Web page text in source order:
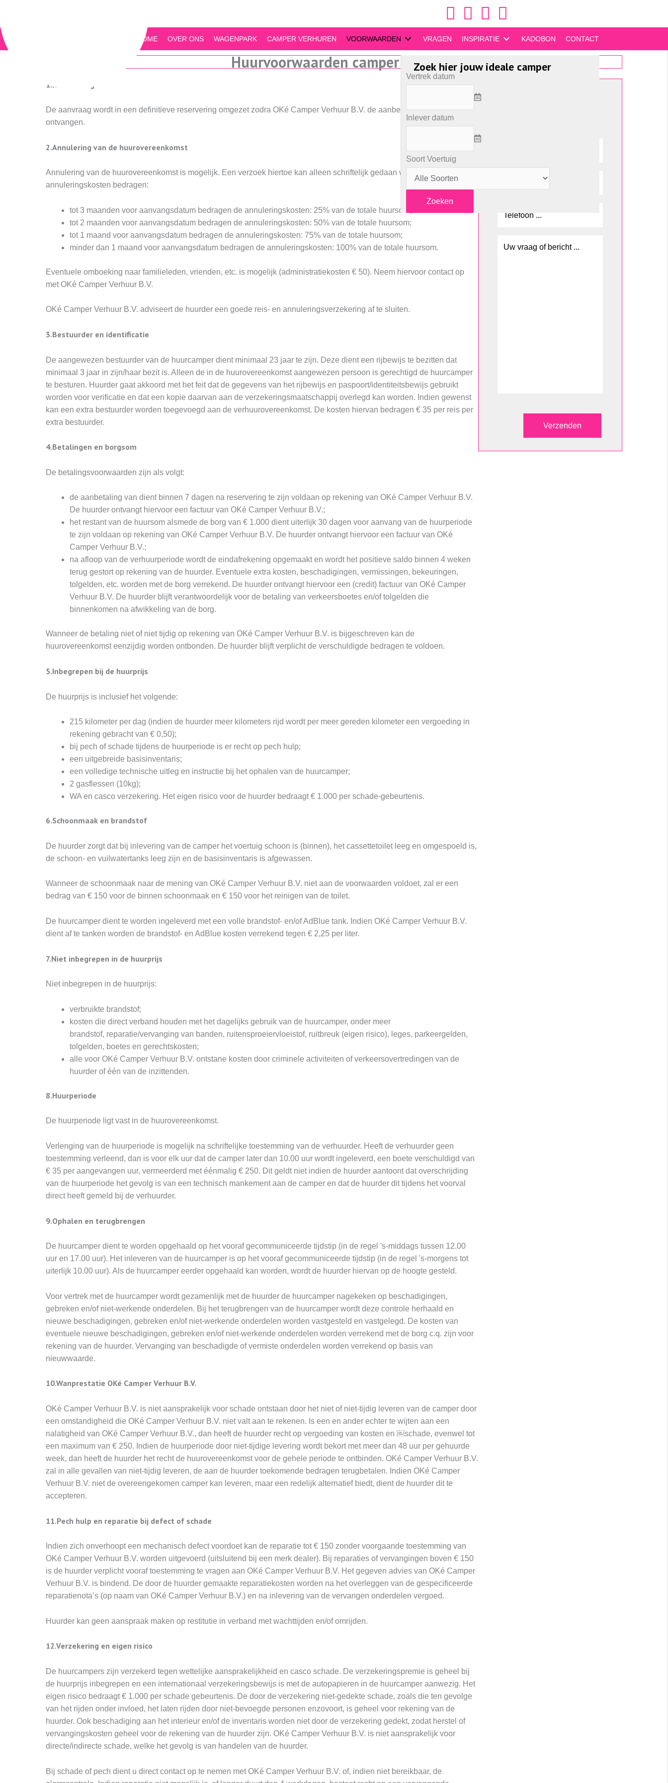
de
inhoud
https://www.facebook.com/okecamperverhuur/
https://www.instagram.com/okecamper/
HOME OVER ONS WAGENPARK CAMPER VERHUREN VOORWAARDEN VRAGEN INSPIRATIE KADOBON CONTACT
Huurvoorwaarden camper (2026)
1.Reservering
De aanvraag wordt in een definitieve reservering omgezet zodra OKé Camper Verhuur B.V. de aanbetaling heeft
ontvangen.
2.Annulering van de huurovereenkomst
Annulering van de huurovereenkomst is mogelijk. Een verzoek hiertoe kan alleen schriftelijk gedaan worden. De
annuleringskosten bedragen:
tot 3 maanden voor aanvangsdatum bedragen de annuleringskosten: 25% van de totale huursom;
tot 2 maanden voor aanvangsdatum bedragen de annuleringskosten: 50% van de totale huursom;
tot 1 maand voor aanvangsdatum bedragen de annuleringskosten: 75% van de totale huursom;
minder dan 1 maand voor aanvangsdatum bedragen de annuleringskosten: 100% van de totale huursom.
Eventuele omboeking naar familieleden, vrienden, etc. is mogelijk (administratiekosten € 50). Neem hiervoor contact op
met OKé Camper Verhuur B.V.
OKé Camper Verhuur B.V. adviseert de huurder een goede reis- en annuleringsverzekering af te sluiten.
3.Bestuurder en identificatie
De aangewezen bestuurder van de huurcamper dient minimaal 23 jaar te zijn. Deze dient een rijbewijs te bezitten dat
minimaal 3 jaar in zijn/haar bezit is. Alleen de in de huurovereenkomst aangewezen persoon is gerechtigd de huurcamper
te besturen. Huurder gaat akkoord met het feit dat de gegevens van het rijbewijs en paspoort/identiteitsbewijs gebruikt
worden voor verificatie en dat een kopie daarvan aan de verzekeringsmaatschappij overlegd kan worden. Indien gewenst
kan een extra bestuurder worden toegevoegd aan de verhuurovereenkomst. De kosten hiervan bedragen € 35 per reis per
extra bestuurder.
4.Betalingen en borgsom
De betalingsvoorwaarden zijn als volgt:
de aanbetaling van dient binnen 7 dagen na reservering te zijn voldaan op rekening van OKé Camper Verhuur B.V.
De huurder ontvangt hiervoor een factuur van OKé Camper Verhuur B.V.;
het restant van de huursom alsmede de borg van € 1.000 dient uiterlijk 30 dagen voor aanvang van de huurperiode
te zijn voldaan op rekening van OKé Camper Verhuur B.V. De huurder ontvangt hiervoor een factuur van OKé
Camper Verhuur B.V.;
na afloop van de verhuurperiode wordt de eindafrekening opgemaakt en wordt het positieve saldo binnen 4 weken
terug gestort op rekening van de huurder. Eventuele extra kosten, beschadigingen, vermissingen, bekeuringen,
tolgelden, etc. worden met de borg verrekend. De huurder ontvangt hiervoor een (credit) factuur van OKé Camper
Verhuur B.V. De huurder blijft verantwoordelijk voor de betaling van verkeersboetes en/of tolgelden die
binnenkomen na afwikkeling van de borg.
Wanneer de betaling niet of niet tijdig op rekening van OKé Camper Verhuur B.V. is bijgeschreven kan de
huurovereenkomst eenzijdig worden ontbonden. De huurder blijft verplicht de verschuldigde bedragen te voldoen.
5.Inbegrepen bij de huurprijs
De huurprijs is inclusief het volgende:
215 kilometer per dag (indien de huurder meer kilometers rijd wordt per meer gereden kilometer een vergoeding in
rekening gebracht van € 0,50);
bij pech of schade tijdens de huurperiode is er recht op pech hulp;
een uitgebreide basisinventaris;
een volledige technische uitleg en instructie bij het ophalen van de huurcamper;
2 gasflessen (10kg);
WA en casco verzekering. Het eigen risico voor de huurder bedraagt € 1.000 per schade-gebeurtenis.
6.Schoonmaak en brandstof
De huurder zorgt dat bij inlevering van de camper het voertuig schoon is (binnen), het cassettetoilet leeg en omgespoeld is,
de schoon- en vuilwatertanks leeg zijn en de basisinventaris is afgewassen.
Wanneer de schoonmaak naar de mening van OKé Camper Verhuur B.V. niet aan de voorwaarden voldoet, zal er een
bedrag van € 150 voor de binnen schoonmaak en € 150 voor het reinigen van de toilet.
De huurcamper dient te worden ingeleverd met een volle brandstof- en/of AdBlue tank. Indien OKé Camper Verhuur B.V.
dient af te tanken worden de brandstof- en AdBlue kosten verrekend tegen € 2,25 per liter.
7.Niet inbegrepen in de huurprijs
Niet inbegrepen in de huurprijs:
verbruikte brandstof;
kosten die direct verband houden met het dagelijks gebruik van de huurcamper, onder meer
brandstof, reparatie/vervanging van banden, ruitensproeiervloeistof, ruitbreuk (eigen risico), leges, parkeergelden,
tolgelden, boetes en gerechtskosten;
alle voor OKé Camper Verhuur B.V. ontstane kosten door criminele activiteiten of verkeersovertredingen van de
huurder of één van de inzittenden.
8.Huurperiode
De huurperiode ligt vast in de huurovereenkomst.
Verlenging van de huurperiode is mogelijk na schriftelijke toestemming van de verhuurder. Heeft de verhuurder geen
toestemming verleend, dan is voor elk uur dat de camper later dan 10.00 uur wordt ingeleverd, een boete verschuldigd van
€ 35 per aangevangen uur, vermeerderd met éénmalig € 250. Dit geldt niet indien de huurder aantoont dat overschrijding
van de huurperiode het gevolg is van een technisch mankement aan de camper en dat de huurder dit tijdens het voorval
direct heeft gemeld bij de verhuurder.
9.Ophalen en terugbrengen
De huurcamper dient te worden opgehaald op het vooraf gecommuniceerde tijdstip (in de regel 's-middags tussen 12.00
uur en 17.00 uur). Het inleveren van de huurcamper is op het vooraf gecommuniceerde tijdstip (in de regel 's-morgens tot
uiterlijk 10.00 uur). Als de huurcamper eerder opgehaald kan worden, wordt de huurder hiervan op de hoogte gesteld.
Voor vertrek met de huurcamper wordt gezamenlijk met de huurder de huurcamper nagekeken op beschadigingen,
gebreken en/of niet-werkende onderdelen. Bij het terugbrengen van de huurcamper wordt deze controle herhaald en
nieuwe beschadigingen, gebreken en/of niet-werkende onderdelen worden vastgesteld en vastgelegd. De kosten van
eventuele nieuwe beschadigingen, gebreken en/of niet-werkende onderdelen worden verrekend met de borg c.q. zijn voor
rekening van de huurder. Vervanging van beschadigde of vermiste onderdelen worden verrekend op basis van
nieuwwaarde.
10.Wanprestatie OKé Camper Verhuur B.V.
OKé Camper Verhuur B.V. is niet aansprakelijk voor schade ontstaan door het niet of niet-tijdig leveren van de camper door
een omstandigheid die OKé Camper Verhuur B.V. niet valt aan te rekenen. Is een en ander echter te wijten aan een
nalatigheid van OKé Camper Verhuur B.V., dan heeft de huurder recht op vergoeding van kosten en ￼schade, evenwel tot
een maximum van € 250. Indien de huurperiode door niet-tijdige levering wordt bekort met meer dan 48 uur per gehuurde
week, dan heeft de huurder het recht de huurovereenkomst voor de gehele periode te ontbinden. OKé Camper Verhuur B.V.
zal in alle gevallen van niet-tijdig leveren, de aan de huurder toekomende bedragen terugbetalen. Indien OKé Camper
Verhuur B.V. niet de overeengekomen camper kan leveren, maar een redelijk alternatief biedt, dient de huurder dit te
accepteren.
11.Pech hulp en reparatie bij defect of schade
Indien zich onverhoopt een mechanisch defect voordoet kan de reparatie tot € 150 zonder voorgaande toestemming van
OKé Camper Verhuur B.V. worden uitgevoerd (uitsluitend bij een merk dealer). Bij reparaties of vervangingen boven € 150
is de huurder verplicht vooraf toestemming te vragen aan OKé Camper Verhuur B.V. Het gegeven advies van OKé Camper
Verhuur B.V. is bindend. De door de huurder gemaakte reparatiekosten worden na het overleggen van de gespecificeerde
reparatienota’s (op naam van OKé Camper Verhuur B.V.) en na inlevering van de vervangen onderdelen vergoed.
Huurder kan geen aanspraak maken op restitutie in verband met wachttijden en/of omrijden.
12.Verzekering en eigen risico
De huurcampers zijn verzekerd tegen wettelijke aansprakelijkheid en casco schade. De verzekeringspremie is geheel bij
de huurprijs inbegrepen en een internationaal verzekeringsbewijs is met de autopapieren in de huurcamper aanwezig. Het
eigen risico bedraagt € 1.000 per schade gebeurtenis. De door de verzekering niet-gedekte schade, zoals die ten gevolge
van het rijden onder invloed, het laten rijden door niet-bevoegde personen enzovoort, is geheel voor rekening van de
huurder. Ook beschadiging aan het interieur en/of de inventaris worden niet door de verzekering gedekt, zodat herstel of
vervangingskosten geheel voor de rekening van de huurder zijn. OKé Camper Verhuur B.V. is niet aansprakelijk voor
directe/indirecte schade, welke het gevolg is van handelen van de huurder.
Bij schade of pech dient u direct contact op te nemen met OKé Camper Verhuur B.V. of, indien niet bereikbaar, de
Zoek hier jouw ideale camper
Vertrek datum
Inlever datum
Soort Voertuig
Zoeken